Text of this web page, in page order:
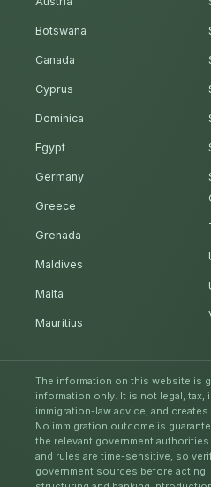
Botswana
Canada
Cyprus
Dominica
Egypt
Germany
Greece
Grenada
Maldives
Malta
Mauritius
The information on this website is
information only. It is not legal, tax,
immigration-law advice, and
No immigration outcome is
the relevant government
and rules are time-sensitive, so
government sources before